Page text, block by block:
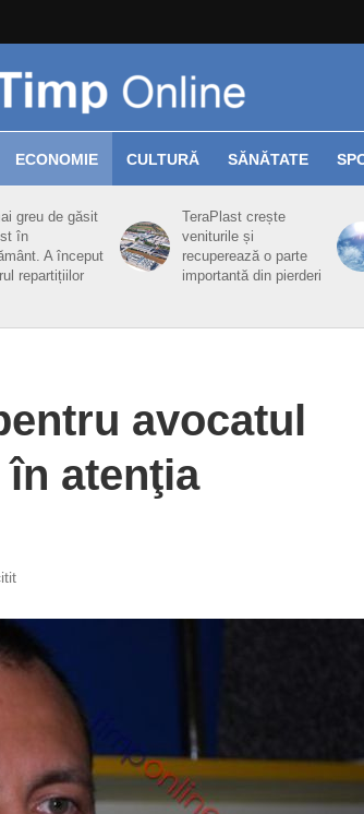
ECONOMIE CULTURĂ SĂNĂTATE
greu de găsit
în
A început
repartițiilor
TeraPlast crește
veniturile și
recuperează o parte
importantă din pierderi
avocatul
în atenţia